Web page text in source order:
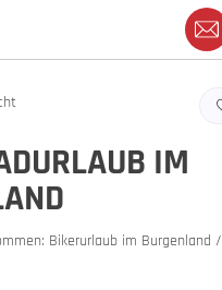
IM
Bikerurlaub im Burgenland